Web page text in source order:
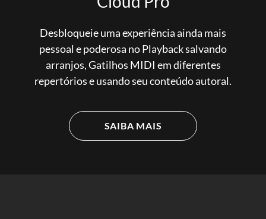
Desbloqueie uma experiência ainda mais
pessoal e poderosa no Playback salvando
arranjos, Gatilhos MIDI em diferentes
repertórios e usando seu conteúdo autoral.
SAIBA MAIS